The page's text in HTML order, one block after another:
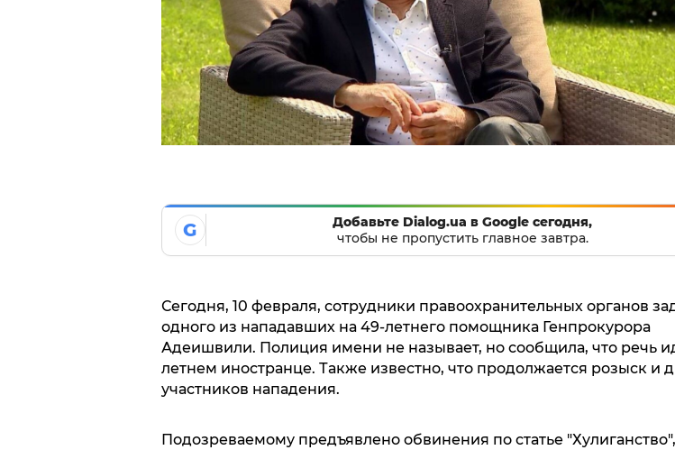
G
Добавьте Dialog.ua в Google сегодня,
чтобы не пропустить главное завтра.
Сегодня, 10 февраля, сотрудники правоохранительных органов
одного из нападавших на 49-летнего помощника Генпрокурора
Адеишвили. Полиция имени не называет, но сообщила, что речь
летнем иностранце. Также известно, что продолжается розыск и
участников нападения.
Подозреваемому предъявлено обвинения по статье "Хулиганство",